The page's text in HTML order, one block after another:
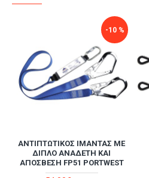
-10 %
ΑΝΤΙΠΤΩΤΙΚΌΣ ΙΜΆΝΤΑΣ ΜΕ
ΔΙΠΛΌ ΑΝΑΔΈΤΗ ΚΑΙ
ΑΠΌΣΒΕΣΗ FP51 PORTWEST